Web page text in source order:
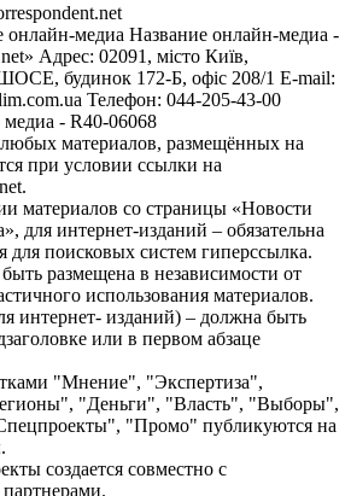
онлайн-медиа Название онлайн-медиа -
Адрес: 02091, місто Київ,
будинок 172-Б, офіс 208/1 E-mail:
Телефон: 044-205-43-00
- R40-06068
материалов, размещённых на
при условии ссылки на
материалов со страницы «Новости
для интернет-изданий – обязательна
для поисковых систем гиперссылка.
размещена в независимости от
использования материалов.
интернет- изданий) – должна быть
или в первом абзаце
"Мнение", "Экспертиза",
"Деньги", "Власть", "Выборы",
"Промо" публикуются на
создается совместно с